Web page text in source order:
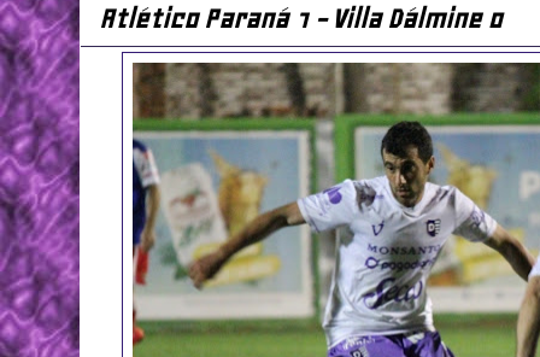
Atlético Paraná 1 - Villa Dálmine 0